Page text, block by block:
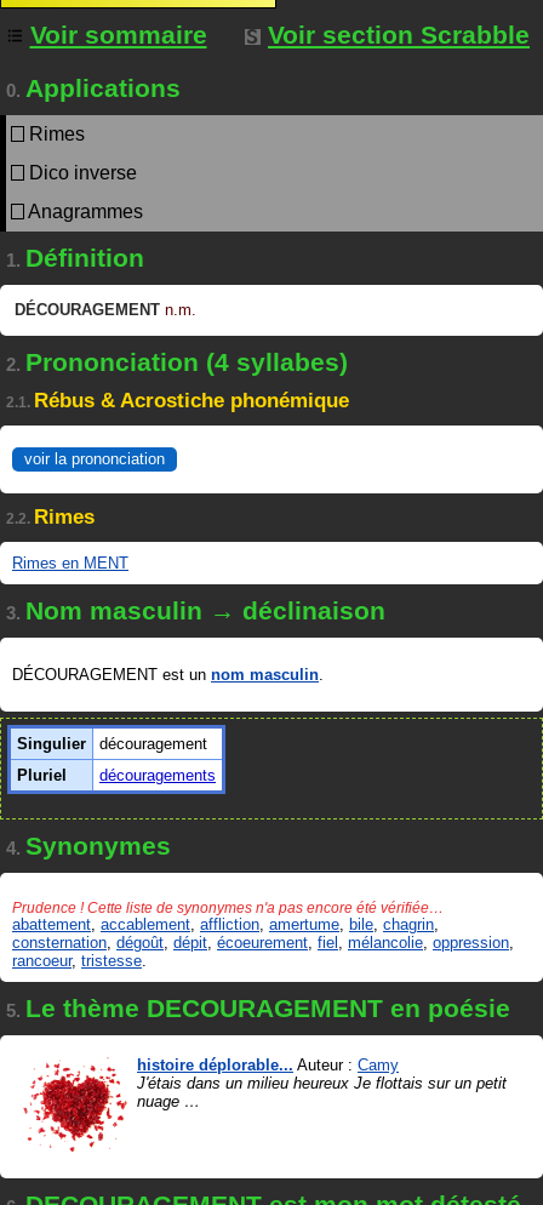
Voir sommaire
Voir section Scrabble
0. Applications
Rimes
Dico inverse
Anagrammes
1. Définition
DÉCOURAGEMENT n.m.
2. Prononciation (4 syllabes)
2.1. Rébus & Acrostiche phonémique
voir la prononciation
2.2. Rimes
Rimes en MENT
3. Nom masculin → déclinaison
DÉCOURAGEMENT est un nom masculin.
Singulier
découragement
Pluriel
découragements
4. Synonymes
Prudence ! Cette liste de synonymes n'a pas encore été vérifiée…
abattement accablement affliction amertume bile chagrin
consternation dégoût dépit écoeurement fiel mélancolie oppression
rancoeur, tristesse
5. Le thème DECOURAGEMENT en poésie
histoire déplorable... Auteur : Camy
J'étais dans un milieu heureux Je flottais sur un petit
nuage …